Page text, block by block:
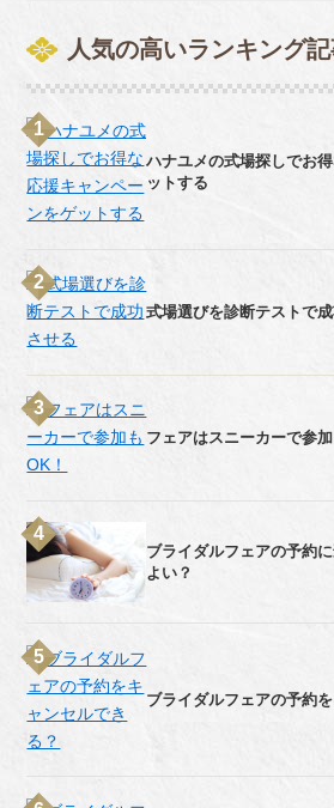
人気の高いランキング
ハナユメの式場探しでお
ットする
式場選びを診断テストで
フェアはスニーカーで参加
ブライダルフェアの予約
よい？
ブライダルフェアの予約